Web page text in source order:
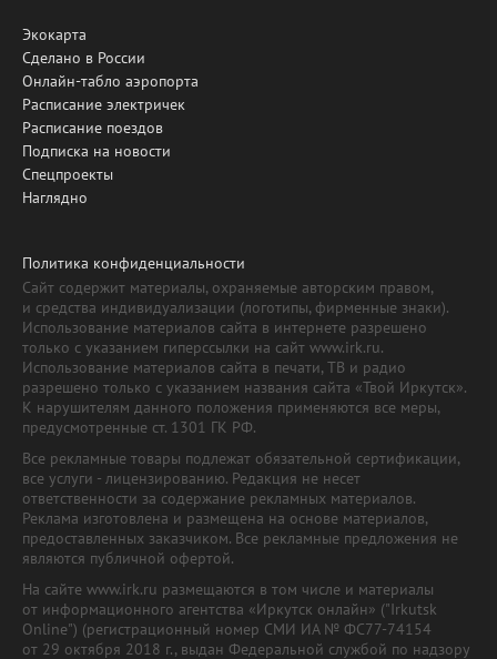
Экокарта
Сделано в России
Онлайн-табло аэропорта
Расписание электричек
Расписание поездов
Подписка на новости
Спецпроекты
Наглядно
Политика конфиденциальности
Сайт содержит материалы, охраняемые авторским правом,
и средства индивидуализации (логотипы, фирменные знаки).
Использование материалов сайта в интернете разрешено
только с указанием гиперссылки на сайт www.irk.ru.
Использование материалов сайта в печати, ТВ и радио
разрешено только с указанием названия сайта «Твой Иркутск».
К нарушителям данного положения применяются все меры,
предусмотренные ст. 1301 ГК РФ.
Все рекламные товары подлежат обязательной сертификации,
все услуги - лицензированию. Редакция не несет
ответственности за содержание рекламных материалов.
Реклама изготовлена и размещена на основе материалов,
предоставленных заказчиком. Все рекламные предложения не
являются публичной офертой.
На сайте www.irk.ru размещаются в том числе и материалы
от информационного агентства «Иркутск онлайн» ("Irkutsk
Online") (регистрационный номер СМИ ИА № ФС77-74154
от 29 октября 2018 г., выдан Федеральной службой по надзору